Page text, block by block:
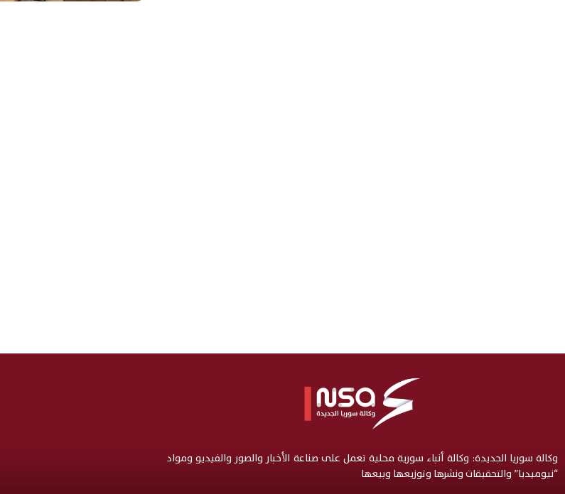
وكالة سوريا الجديدة: وكالة أنباء سورية محلية تعمل على صناعة الأخبار والصور والفيديو ومواد
“نيوميديا” والتحقيقات ونشرها وتوزيعها وبيعها